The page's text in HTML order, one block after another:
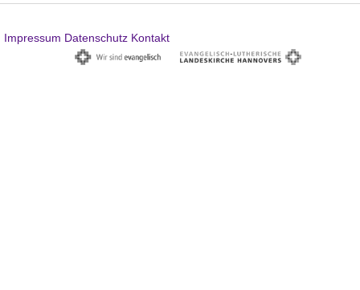
Impressum Datenschutz Kontakt